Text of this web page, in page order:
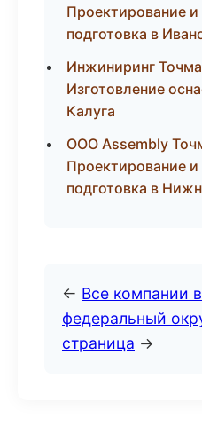
Проектирование и
подготовка в
Инжиниринг
Изготовление
Калуга
ООО Assembly
Проектирование и
подготовка в
← Все компании
федеральный
страница →